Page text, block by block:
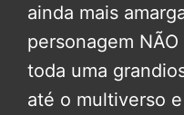
ainda mais
personagem
toda uma
até o multiverso